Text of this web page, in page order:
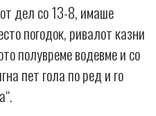
дел со 13-8, имаше
погодок, ривалот казни
полувреме водевме и со
пет гола по ред и го